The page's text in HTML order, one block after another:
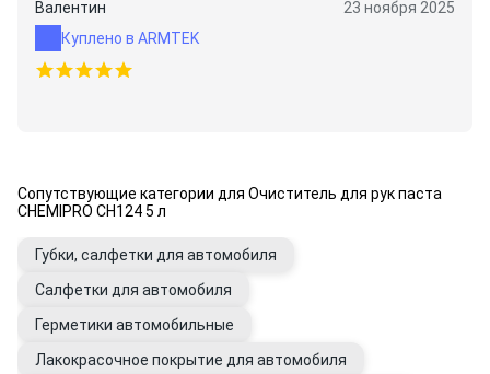
Валентин
23 ноября 2025
Куплено в ARMTEK
Сопутствующие категории для Очиститель для рук паста
CHEMIPRO CH124 5 л
Губки, салфетки для автомобиля
Салфетки для автомобиля
Герметики автомобильные
Лакокрасочное покрытие для автомобиля